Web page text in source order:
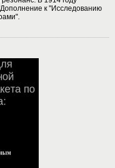
к "Исследованию